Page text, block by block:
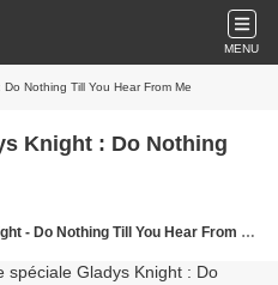
MENU
Nothing Till You Hear From Me
Knight : Do Nothing
Till You Hear From Me, Ma solange Oussou